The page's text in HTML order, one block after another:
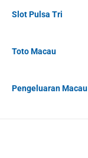
Slot Pulsa Tri
Toto Macau
Pengeluaran Macau